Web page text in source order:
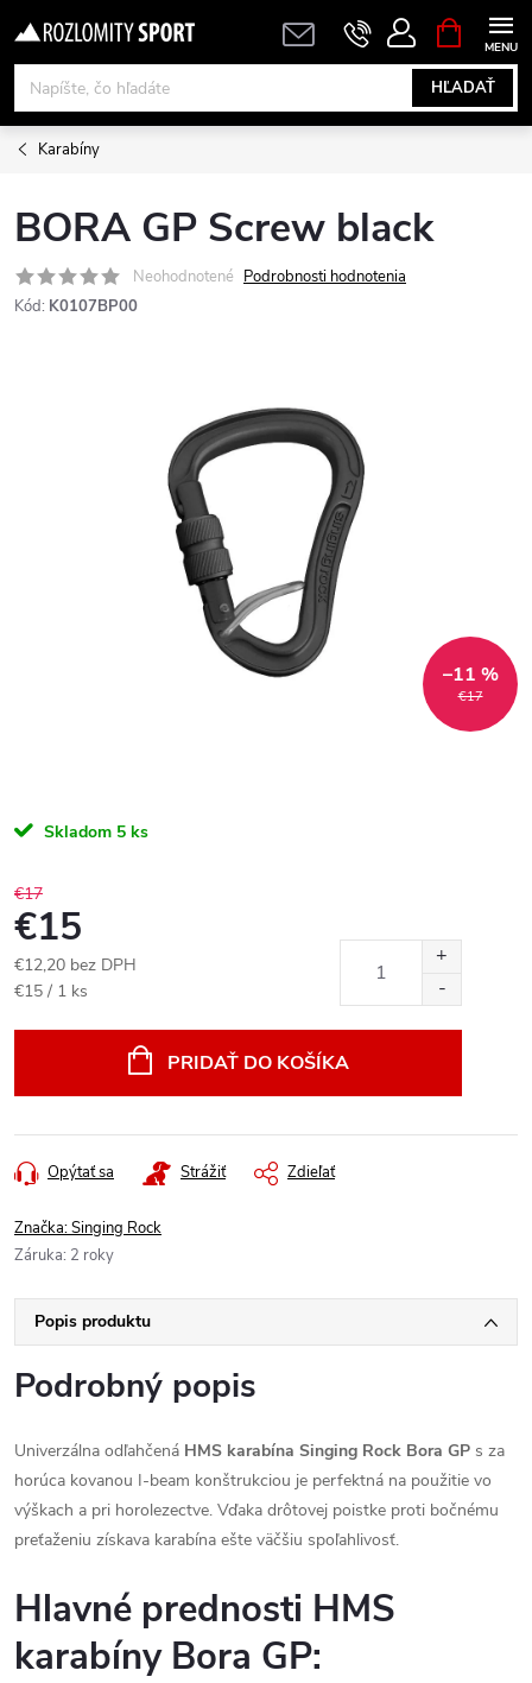
na
obsah
HĽADAŤ
KOŠÍK
Karabíny
BORA GP Screw black
Neohodnotené Podrobnosti hodnotenia
Kód: K0107BP00
€17
–11 %
Skladom 5 ks
€17
€15
€12,20 bez DPH
Jednotková
€15 / 1 ks
PRIDAŤ DO KOŠÍKA
Opýtať sa Strážiť Zdieľať
Značka:Singing Rock
Záruka: 2 roky
Popis produktu
Podrobný popis
Univerzálna odľahčená HMS karabína Singing Rock Bora GP s za
horúca kovanou I-beam konštrukciou je perfektná na použitie vo
výškach a pri horolezectve. Vďaka drôtovej poistke proti bočnému
preťaženiu získava karabína ešte väčšiu spoľahlivosť.
Hlavné prednosti HMS
karabíny Bora GP: